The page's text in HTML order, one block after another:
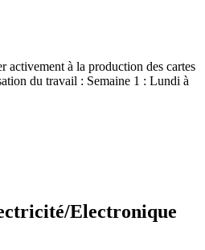
activement à la production des cartes
du travail : Semaine 1 : Lundi à
Electronique